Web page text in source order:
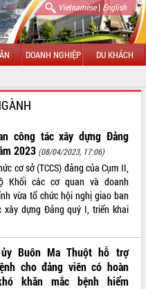
Vietnamese| English
DOANH NGHIỆP DU KHÁCH
công tác xây dựng Đảng
2023 (08/04/2023, 17:06)
cơ sở (TCCS) đảng của Cụm II,
Khối các cơ quan và doanh
vừa tổ chức hội nghị giao ban
xây dựng Đảng quý I, triển khai
ủy Buôn Ma Thuột hỗ trợ
cho đảng viên có hoàn
khăn mắc bệnh hiểm